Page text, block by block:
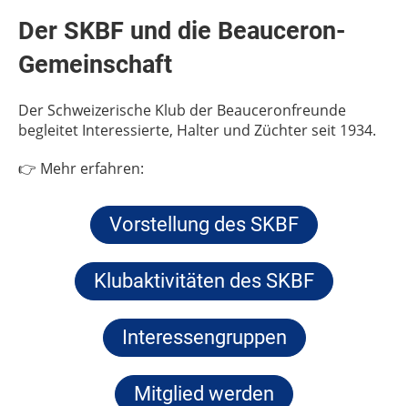
Der SKBF und die Beauceron-
Gemeinschaft
Der Schweizerische Klub der Beauceronfreunde
begleitet Interessierte, Halter und Züchter seit 1934.
👉 Mehr erfahren:
Vorstellung des SKBF
Klubaktivitäten des SKBF
Interessengruppen
Mitglied werden